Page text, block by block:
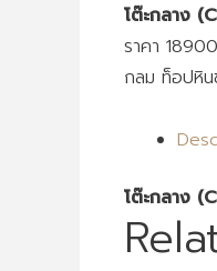
โต๊ะกลาง
ราคา
กลม ท็อปหิ
โต๊ะกลาง